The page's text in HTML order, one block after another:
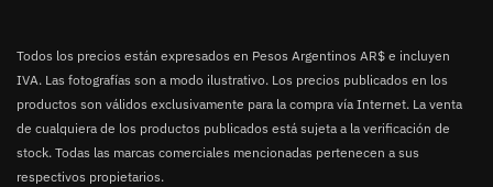
Todos los precios están expresados en Pesos Argentinos AR$ e incluyen
IVA. Las fotografías son a modo ilustrativo. Los precios publicados en los
productos son válidos exclusivamente para la compra vía Internet. La venta
de cualquiera de los productos publicados está sujeta a la verificación de
stock. Todas las marcas comerciales mencionadas pertenecen a sus
respectivos propietarios.